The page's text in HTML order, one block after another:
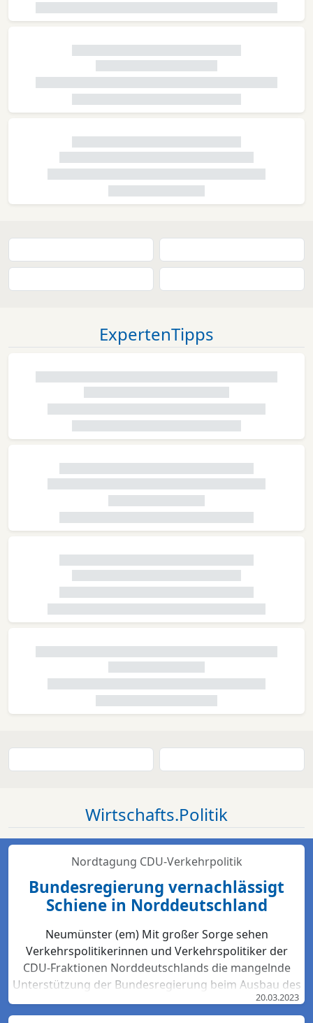
ExpertenTipps
Wirtschafts.Politik
Nordtagung CDU-Verkehrpolitik
Bundesregierung vernachlässigt
Schiene in Norddeutschland
Neumünster (em) Mit großer Sorge sehen
Verkehrspolitikerinnen und Verkehrspolitiker der
CDU-Fraktionen Norddeutschlands die mangelnde
Unterstützung der Bundesregierung beim Ausbau des
Bahn-Netzes. Hartmut Bodeit, mobilitätspolitischer
Sprecher der bremischen CDUBürgerschaftsfraktion,
20.03.2023